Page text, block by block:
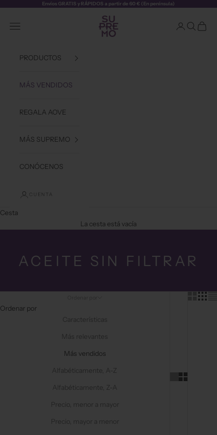
Envíos GRATIS y RÁPIDOS a partir de 60 € (En península)
Aceite Supremo
Abrir menú de navegación Abrir página
AbrirAbrir
PRODUCTOS
MÁS VENDIDOS
REGALA AOVE
MÁS SUPREMO
CONÓCENOS
CUENTA
Cesta
La cesta está vacía
ACEITE SIN FILTRAR
Ordenar por
Características
Más relevantes
Más vendidos
Alfabéticamente, A-Z
Alfabéticamente, Z-A
Precio, menor a mayor
Precio, mayor a menor